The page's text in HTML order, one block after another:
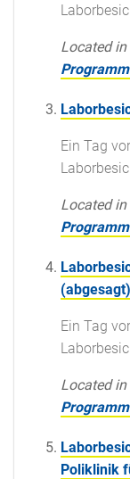
Located in
Ein Tag
Located in
(abgesagt)
Ein Tag
Located in
Poliklinik